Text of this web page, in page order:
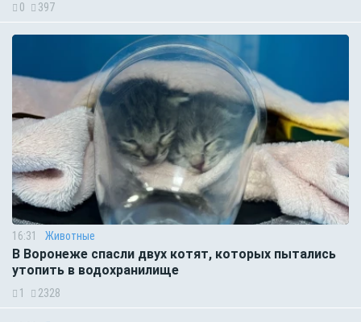
0 397
16:31 Животные
В Воронеже спасли двух котят, которых пытались
утопить в водохранилище
1 2328